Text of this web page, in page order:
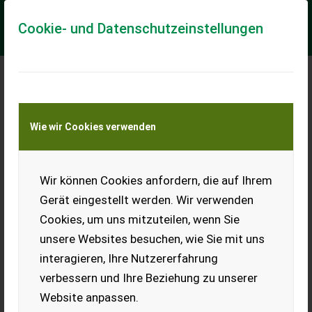
Cookie- und Datenschutzeinstellungen
Wie wir Cookies verwenden
Wir können Cookies anfordern, die auf Ihrem
Gerät eingestellt werden. Wir verwenden
Cookies, um uns mitzuteilen, wenn Sie
unsere Websites besuchen, wie Sie mit uns
interagieren, Ihre Nutzererfahrung
verbessern und Ihre Beziehung zu unserer
Website anpassen.
Meine Transportkostenanfrage
Transport von Land- und Baumaschinen –
KEINE Tiertransporte
Sonstige Box, Container /Behälter / Kiste B-
Ware
Lagerung oder Transport/Entleerung
B-Ware Die Boxen wurden geprüft, sind voll funktionstüchtig
und perfekt für die Lagerung von Getreide, Saatgut und
EUR 1.032 inkl. 20 % MwSt.